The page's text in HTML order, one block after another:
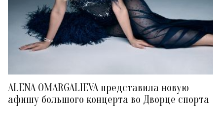
ALENA OMARGALIEVA представила новую
афишу большого концерта во Дворце спорта